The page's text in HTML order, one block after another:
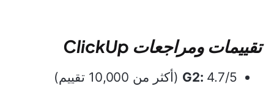
تقييمات ومراجعات ClickUp
G2: 4.7/5 (أكثر من 10,000 تقييم)